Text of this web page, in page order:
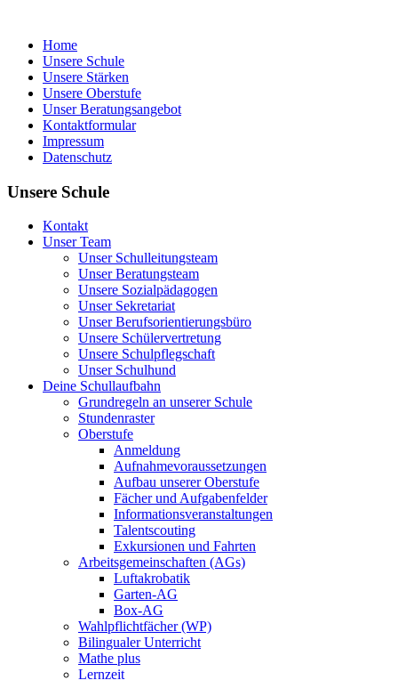
Home
Unsere Schule
Unsere Stärken
Unsere Oberstufe
Unser Beratungsangebot
Kontaktformular
Impressum
Datenschutz
Unsere Schule
Kontakt
Unser Team
Unser Schulleitungsteam
Unser Beratungsteam
Unsere Sozialpädagogen
Unser Sekretariat
Unser Berufsorientierungsbüro
Unsere Schülervertretung
Unsere Schulpflegschaft
Unser Schulhund
Deine Schullaufbahn
Grundregeln an unserer Schule
Stundenraster
Oberstufe
Anmeldung
Aufnahmevoraussetzungen
Aufbau unserer Oberstufe
Fächer und Aufgabenfelder
Informationsveranstaltungen
Talentscouting
Exkursionen und Fahrten
Arbeitsgemeinschaften (AGs)
Luftakrobatik
Garten-AG
Box-AG
Wahlpflichtfächer (WP)
Bilingualer Unterricht
Mathe plus
Lernzeit